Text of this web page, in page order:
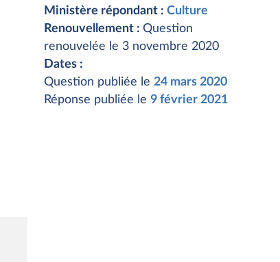
Ministère répondant : Culture
Renouvellement : Question
renouvelée le 3 novembre 2020
Dates :
Question publiée le 24 mars 2020
Réponse publiée le 9 février 2021